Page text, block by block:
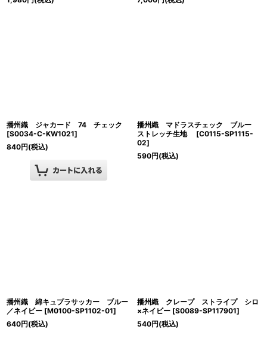
播州織 ジャカード 74 チェック
[S0034-C-KW1021]
840円(税込)
播州織 マドラスチェック ブルー
ストレッチ生地
[C0115-SP1115-
02]
590円(税込)
播州織 綿キュプラサッカー ブルー
／ネイビー [M0100-SP1102-01]
640円(税込)
播州織 クレープ ストライプ シロ
×ネイビー [S0089-SP117901]
540円(税込)